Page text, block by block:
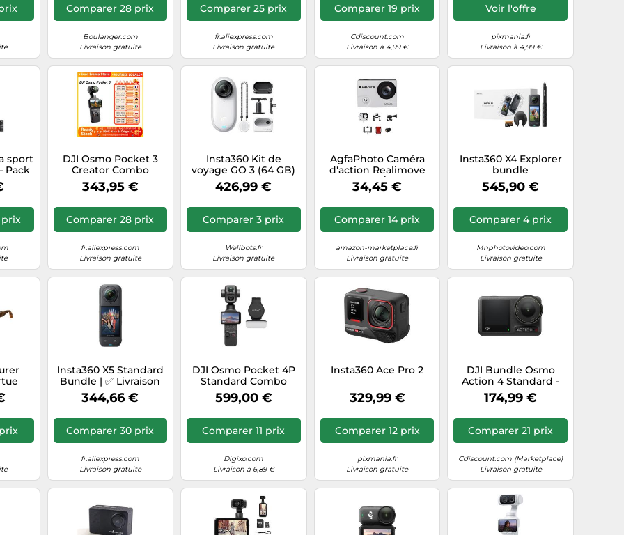
Comparer 28 prix
Boulanger.com
Livraison gratuite
Comparer 25 prix
fr.aliexpress.com
Livraison gratuite
Comparer 19 prix
Cdiscount.com
Livraison à 4,99 €
Voir l'offre
pixmania.fr
Livraison à 4,99 €
sport
Pack
prix
DJI Osmo Pocket 3
Creator Combo
343,95 €
Comparer 28 prix
fr.aliexpress.com
Livraison gratuite
Insta360 Kit de
voyage GO 3 (64 GB)
426,99 €
Comparer 3 prix
Wellbots.fr
Livraison gratuite
AgfaPhoto Caméra
d'action Realimove
AC5000 – Étanche
30m, True 720P, Wi‑Fi,
34,45 €
Comparer 14 prix
amazon-marketplace.fr
Livraison gratuite
Insta360 X4 Explorer
bundle
545,90 €
Comparer 4 prix
Mnphotovideo.com
Livraison gratuite
IA
Insta360 X5 Standard
Bundle | ✅ Livraison
gratuite à partir de 100
€
344,66 €
Comparer 30 prix
fr.aliexpress.com
Livraison gratuite
DJI Osmo Pocket 4P
Standard Combo
599,00 €
Comparer 11 prix
Digixo.com
Livraison à 6,89 €
Insta360 Ace Pro 2
329,99 €
Comparer 12 prix
pixmania.fr
Livraison gratuite
DJI Bundle Osmo
Action 4 Standard -
Caméra d’Action
étanche 4K/120 IPS
Pouce, des Images
saisissantes en Basse
D-Log M 10 Bits,
Batterie 1 770 mAh
prolongée
174,99 €
Comparer 21 prix
Cdiscount.com (Marketplace)
Livraison gratuite